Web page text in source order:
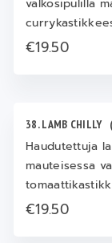
valkosipulilla
€19.50
38. LAMB CHILLY (
Haudutettuja
mauteisessa
€19.50